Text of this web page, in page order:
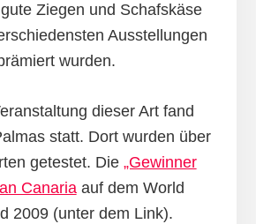
Ziegen und Schafskäse
Ausstellungen
wurden.
dieser Art fand
statt. Dort wurden über
getestet. Die „Gewinner
Canariaauf dem World
2009 (unter dem Link).